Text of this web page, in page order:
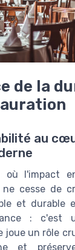
de la
au
l'impact
cesse de
et durable
: c'est
joue un rôle
et